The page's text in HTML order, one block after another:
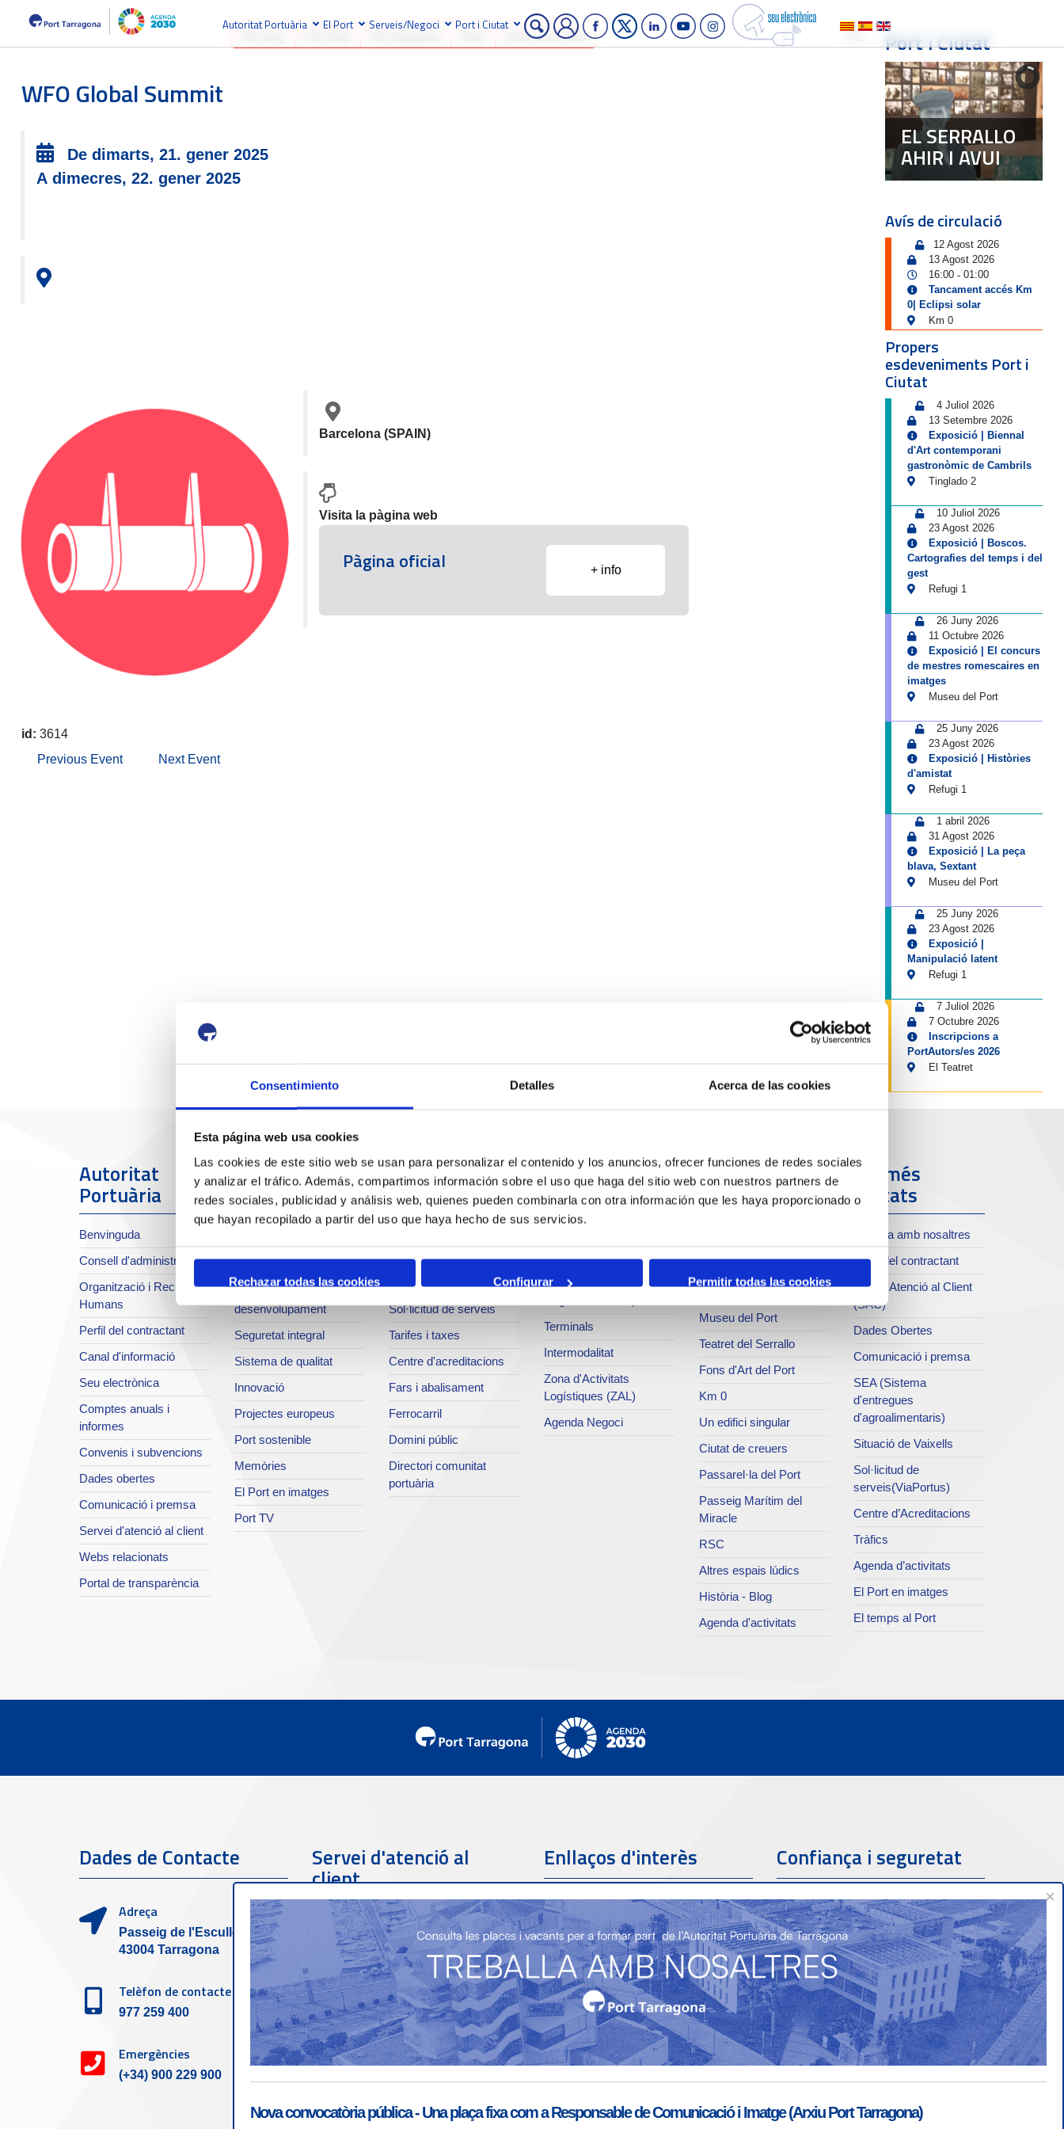
Consentimiento Detalles Acerca de las cookies
Esta página web usa cookies
Las cookies de este sitio web se usan para personalizar el contenido y los anuncios, ofrecer funciones de redes sociales
y analizar el tráfico. Además, compartimos información sobre el uso que haga del sitio web con nuestros partners de
redes sociales, publicidad y análisis web, quienes pueden combinarla con otra información que les haya proporcionado o
que hayan recopilado a partir del uso que haya hecho de sus servicios.
Rechazar todas las cookies Configurar Permitir todas las cookies
Autoritat Portuària El Port Serveis/Negoci Port i Ciutat
Anar a un mes
WFO Global Summit
De dimarts, 21. gener 2025
A dimecres, 22. gener 2025
Barcelona (SPAIN)
Visita la pàgina web
Pàgina oficial + info
id: 3614
Previous Event
Next Event
Port i Ciutat
EL SERRALLO
AHIR I AVUI
Avís de circulació
12 Agost 2026
13 Agost 2026
16:00- 01:00
Tancament accés Km
0| Eclipsi solar
Km 0
Propers
esdeveniments Port i
Ciutat
4 Juliol 2026
13 Setembre 2026
Exposició | Biennal
d'Art contemporani
gastronòmic de Cambrils
Tinglado 2
10 Juliol 2026
23 Agost 2026
Exposició | Boscos.
Cartografies del temps i del
gest
Refugi 1
26 Juny 2026
11 Octubre 2026
Exposició | El concurs
de mestres romescaires en
imatges
Museu del Port
25 Juny 2026
23 Agost 2026
Exposició | Històries
d'amistat
Refugi 1
1 abril 2026
31 Agost 2026
Exposició | La peça
blava, Sextant
Museu del Port
25 Juny 2026
23 Agost 2026
Exposició |
Manipulació latent
Refugi 1
7 Juliol 2026
7 Octubre 2026
Inscripcions a
PortAutors/es 2026
El Teatret
Autoritat
Portuària
Benvinguda
Consell d'administració
Organització i Recursos
Humans
Perfil del contractant
Canal d'informació
Seu electrònica
Comptes anuals i
informes
Convenis i subvencions
Dades obertes
Comunicació i premsa
Servei d'atenció al client
Webs relacionats
Portal de transparència
El Port
Sobre el Port
Infraestructures en
desenvolupament
Seguretat integral
Sistema de qualitat
Innovació
Projectes europeus
Port sostenible
Memòries
El Port en imatges
Port TV
Serveis
Operacions i serveis
portuaris
Bunkering
Serveis comercials
Sol·licitud de serveis
Tarifes i taxes
Centre d'acreditacions
Fars i abalisament
Ferrocarril
Domini públic
Directori comunitat
portuària
Negoci
Tràfics
d'entregues
Terminals
Intermodalitat
Zona d'Activitats
Logístiques (ZAL)
Agenda Negoci
Port i Ciutat
Parc del Port
Museu del Port
Teatret del Serrallo
Fons d'Art del Port
Km 0
Un edifici singular
Ciutat de creuers
Passarel·la del Port
Passeig Marítim del
Miracle
RSC
Altres espais lúdics
Història - Blog
Agenda d'activitats
Els més
visitats
Treballa amb nosaltres
Perfil del contractant
Servei Atenció al Client
(SAC)
Dades Obertes
Comunicació i premsa
SEA (Sistema
d'entregues
d'agroalimentaris)
Situació de Vaixells
Sol·licitud de
serveis(ViaPortus)
Centre d’Acreditacions
Tràfics
Agenda d’activitats
El Port en imatges
El temps al Port
Dades de Contacte
Adreça
Passeig de l'Escullera s/n,
43004 Tarragona
Telèfon de contacte
977 259 400
Emergències
(+34) 900 229 900
Servei d'atenció al
client
Telèfon de contacte
977 259 462
Email de contacte
sac@porttarragona.cat
Informació SAC
Accès a SAC ( Servei
Enllaços d'interès
Partners
Confiança i seguretat
×
Nova convocatòria pública - Una plaça fixa com a Responsable de Comunicació i Imatge (Arxiu Port Tarragona)